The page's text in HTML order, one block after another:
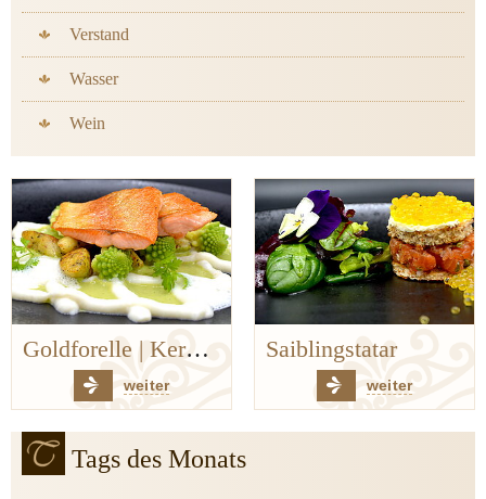
Verstand
Wasser
Wein
Saiblingstatar
weiter weiter
Tags des Monats